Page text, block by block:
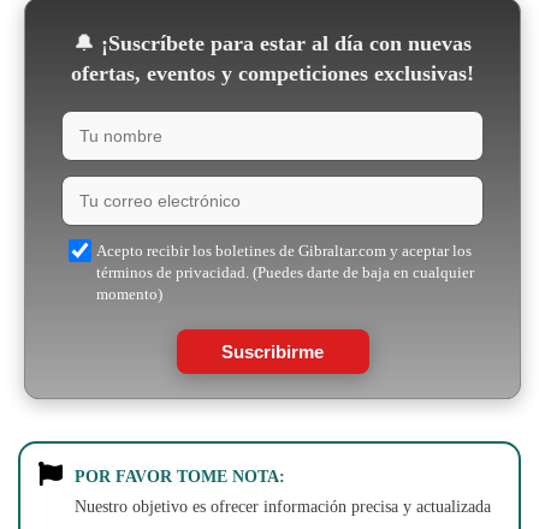
🔔 ¡Suscríbete para estar al día con nuevas
ofertas, eventos y competiciones exclusivas!
Acepto recibir los boletines de Gibraltar.com y aceptar los
términos de privacidad. (Puedes darte de baja en cualquier
momento)
Suscribirme
POR FAVOR TOME NOTA:
Nuestro objetivo es ofrecer información precisa y actualizada